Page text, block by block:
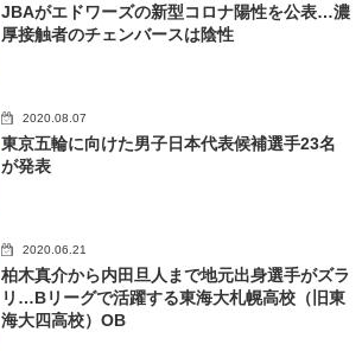
JBAがエドワーズの新型コロナ陽性を公表…濃
厚接触者のチェンバースは陰性
2020.08.07
東京五輪に向けた男子日本代表候補選手23名
が発表
2020.06.21
柏木真介から内田旦人まで地元出身選手がズラ
リ…Bリーグで活躍する東海大札幌高校（旧東
海大四高校）OB